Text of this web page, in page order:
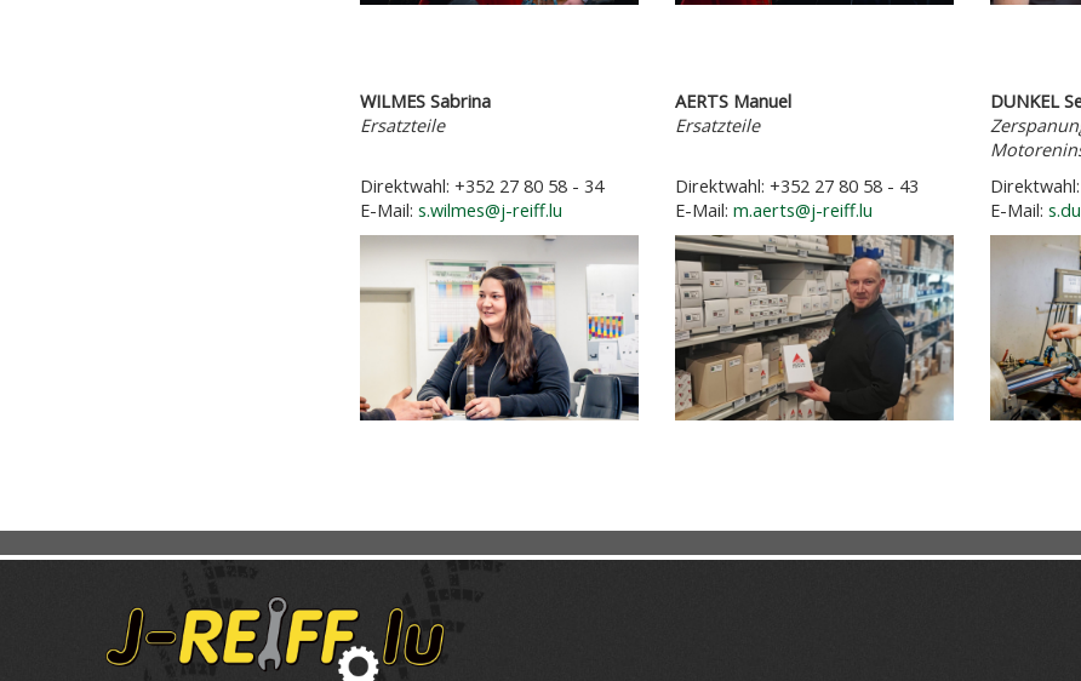
WILMES Sabrina
Ersatzteile
Direktwahl: +352 27 80 58 - 34
E-Mail: s.wilmes@j-reiff.lu
AERTS Manuel
Ersatzteile
Direktwahl: +352 27 80 58 - 43
E-Mail: m.aerts@j-reiff.lu
DUNKEL
E-Mail: